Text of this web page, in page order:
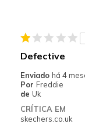
Going Out
Width
Defective
Enviado há 4
Por Freddie
de Uk
CRÍTICA EM
skechers.co.uk